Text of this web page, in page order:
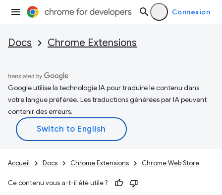
Connexion
Docs Chrome Extensions
Google utilise la technologie IA pour traduire le contenu dans
votre langue préférée. Les traductions générées par IA peuvent
contenir des erreurs.
Accueil Docs Chrome Extensions Chrome Web Store
Ce contenu vous a-t-il été utile ?